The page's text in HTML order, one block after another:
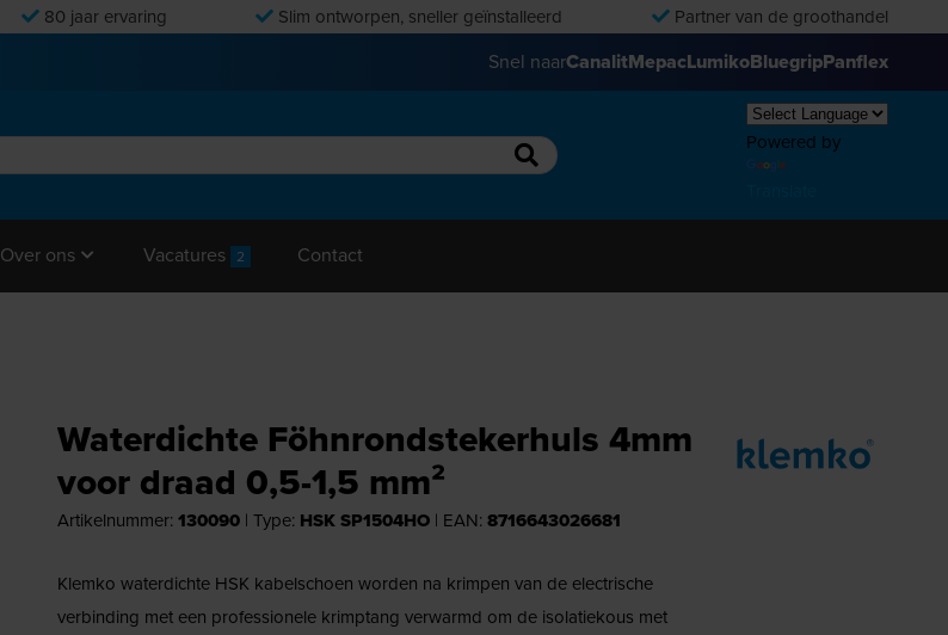
80 jaar ervaring Slim ontworpen, sneller geïnstalleerd Partner van de groothandel
Snel naarCanalitMepacLumikoBluegripPanflex
Powered by
Over ons Vacatures 2 Contact
Waterdichte Föhnrondstekerhuls 4mm
voor draad 0,5-1,5 mm²
Artikelnummer: 130090| Type: HSK SP1504HO | EAN: 8716643026681
Klemko waterdichte HSK kabelschoen worden na krimpen van de electrische
verbinding met een professionele krimptang verwarmd om de isolatiekous met